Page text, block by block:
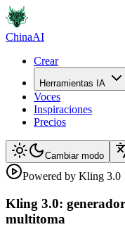
ChinaAI
Crear
Herramientas IA
Voces
Inspiraciones
Precios
Cambiar modo
Powered by Kling 3.0
Kling 3.0:
multitoma